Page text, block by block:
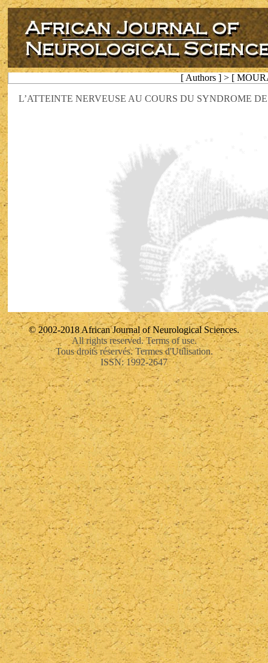
[ Authors ] > [
L’ATTEINTE NERVEUSE AU COURS DU SYNDROME
© 2002-2018 African Journal of Neurological Sciences.
All rights reserved. Terms of use.
Tous droits réservés. Termes d'Utilisation.
ISSN: 1992-2647